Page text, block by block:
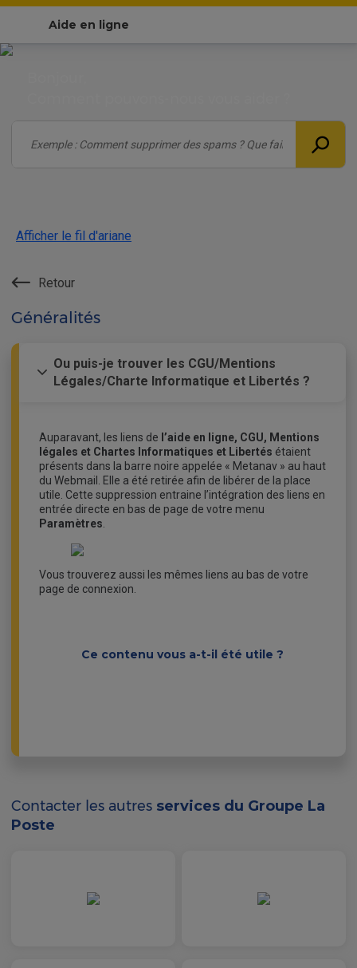
Aide en ligne
Afficher le fil d'ariane
Retour
Généralités
Ou puis-je trouver les CGU/Mentions
Légales/Charte Informatique et Libertés ?
Auparavant, les liens de l’aide en ligne, CGU, Mentions
légales et Chartes Informatiques et Libertés étaient
présents dans la barre noire appelée « Metanav » au haut
du Webmail. Elle a été retirée afin de libérer de la place
utile. Cette suppression entraine l’intégration des liens en
entrée directe en bas de page de votre menu
Paramètres
Vous trouverez aussi les mêmes liens au bas de votre
page de connexion.
Ce contenu vous a-t-il été utile ?
Contacter les autres services du Groupe La
Poste